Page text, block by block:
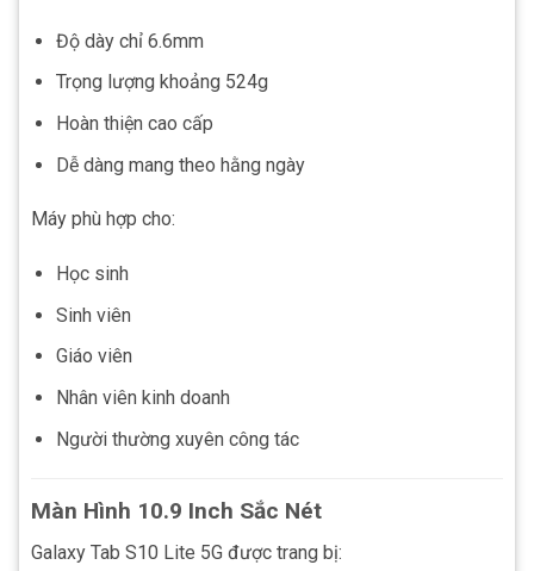
Độ dày chỉ 6.6mm
Trọng lượng khoảng 524g
Hoàn thiện cao cấp
Dễ dàng mang theo hằng ngày
Máy phù hợp cho:
Học sinh
Sinh viên
Giáo viên
Nhân viên kinh doanh
Người thường xuyên công tác
Màn Hình 10.9 Inch Sắc Nét
Galaxy Tab S10 Lite 5G được trang bị: